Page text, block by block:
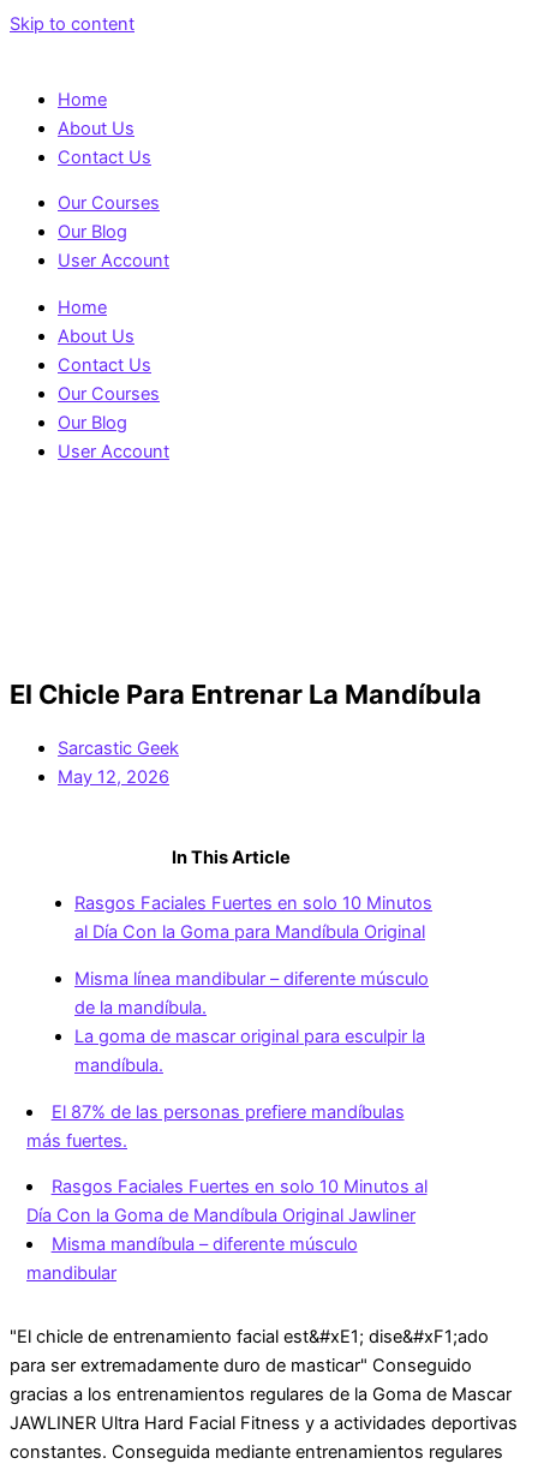
Skip to content
Home
About Us
Contact Us
Our Courses
Our Blog
User Account
Home
About Us
Contact Us
Our Courses
Our Blog
User Account
El Chicle Para Entrenar La Mandíbula
Sarcastic Geek
May 12, 2026
In This Article
Rasgos Faciales Fuertes en solo 10 Minutos
al Día Con la Goma para Mandíbula Original
Misma línea mandibular – diferente músculo
de la mandíbula.
La goma de mascar original para esculpir la
mandíbula.
El 87% de las personas prefiere mandíbulas
más fuertes.
Rasgos Faciales Fuertes en solo 10 Minutos al
Día Con la Goma de Mandíbula Original Jawliner
Misma mandíbula – diferente músculo
mandibular
"El chicle de entrenamiento facial est&#xE1; dise&#xF1;ado
para ser extremadamente duro de masticar" Conseguido
gracias a los entrenamientos regulares de la Goma de Mascar
JAWLINER Ultra Hard Facial Fitness y a actividades deportivas
constantes. Conseguida mediante entrenamientos regulares